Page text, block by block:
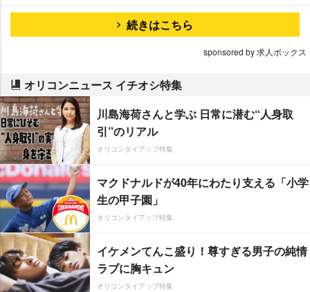
続きはこちら
sponsored by 求人ボックス
オリコンニュース イチオシ特集
川島海荷さんと学ぶ 日常に潜む“人身取
引”のリアル
オリコンタイアップ特集
マクドナルドが40年にわたり支える「小学
生の甲子園」
オリコンタイアップ特集
イケメンてんこ盛り！尊すぎる男子の純情
ラブに胸キュン
オリコンタイアップ特集